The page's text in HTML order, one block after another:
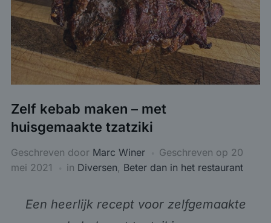
Zelf kebab maken – met
huisgemaakte tzatziki
Geschreven door Marc Winer Geschreven op 20
mei 2021
in Diversen, Beter dan in het restaurant
Een heerlijk recept voor zelfgemaakte